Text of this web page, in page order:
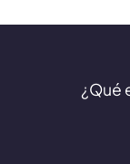
¿Qué